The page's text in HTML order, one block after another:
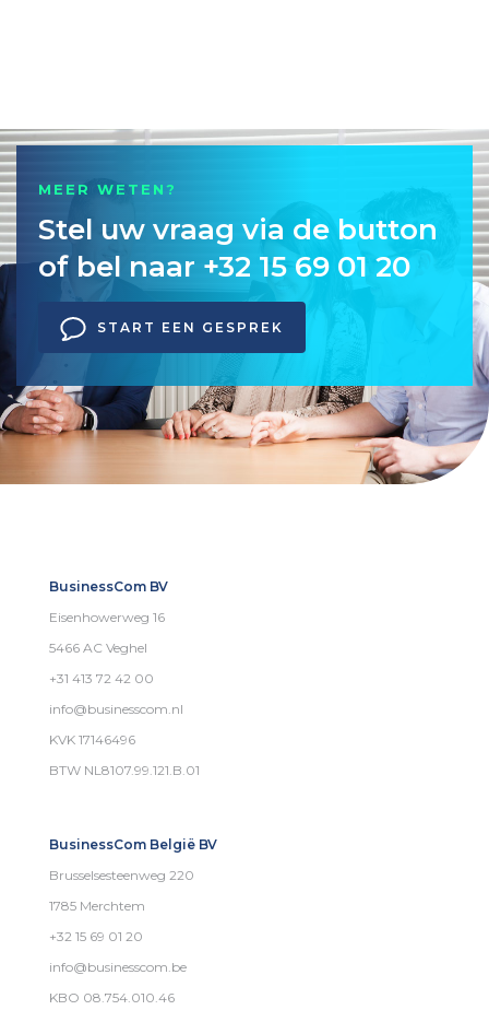
MEER WETEN?
Stel uw vraag via de button
of bel naar +32 15 69 01 20
START EEN GESPREK
BusinessCom BV
Eisenhowerweg 16
5466 AC Veghel
+31 413 72 42 00
info@businesscom.nl
KVK 17146496
BTW NL8107.99.121.B.01
BusinessCom België BV
Brusselsesteenweg 220
1785 Merchtem
+32 15 69 01 20
info@businesscom.be
KBO 08.754.010.46